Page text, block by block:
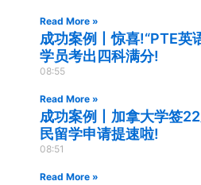
Read More »
成功案例丨惊喜!“PTE英
学员考出四科满分!
08:55
Read More »
成功案例丨加拿大学签
民留学申请提速啦!
08:51
Read More »